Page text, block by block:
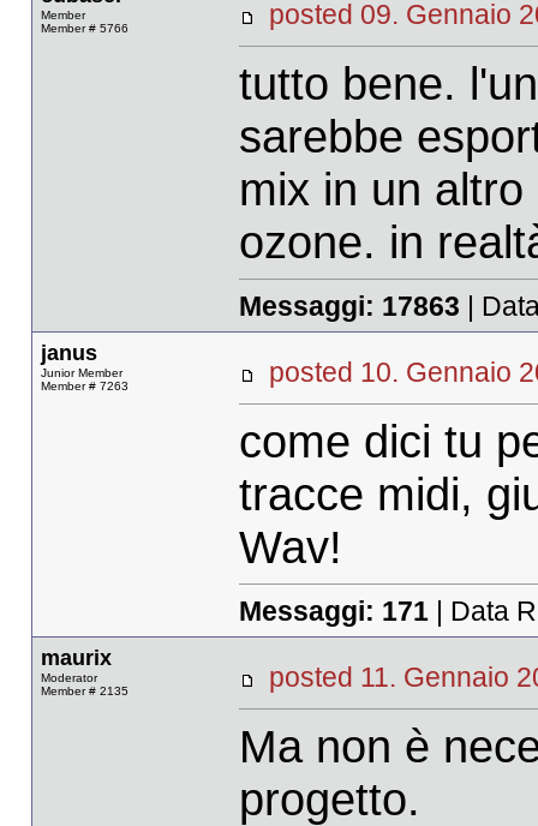
Member
Member # 5766
posted 09.
tutto bene.
sarebbe
mix in un
ozone. in
Messaggi: 17863 |
janus
Junior Member
Member # 7263
posted 10.
come dici tu
tracce midi,
Wav!
Messaggi: 171| Data
maurix
Moderator
Member # 2135
posted 11.
Ma non è
progetto.